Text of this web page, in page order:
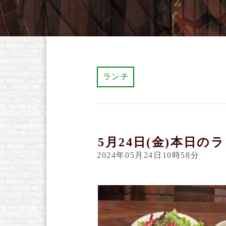
ランチ
5月24日(金)本日の
2024年05月24日10時58分